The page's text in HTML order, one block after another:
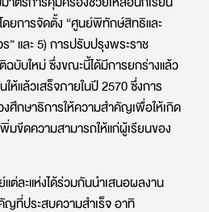
ดยการจัดตั้ง “ศูนย์พิทักษ์สิทธิและ
” และ 5) การปรับปรุงพระราช
บับใหม่ ซึ่งขณะนี้ได้มีการยกร่างแล้ว
ให้แล้วเสร็จภายในปี 2570 ซึ่งการ
งศึกษาธิการให้ความสำคัญเพื่อให้เกิด
มขีดความสามารถให้แก่ผู้เรียนของ
ต่ละแห่งได้ร่วมกันนำเสนอผลงาน
ญที่ประสบความสำเร็จ อาทิ